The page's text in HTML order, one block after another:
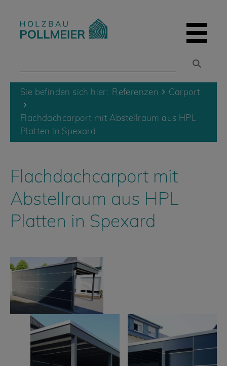
Sie befinden sich hier: Referenzen Carport
Flachdachcarport mit Abstellraum aus HPL
Platten in Spexard
Flachdachcarport mit
Abstellraum aus HPL
Platten in Spexard